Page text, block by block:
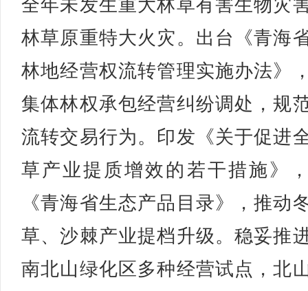
全年未发生重大林草有害生物灾
林草原重特大火灾。出台《青海
林地经营权流转管理实施办法》
集体林权承包经营纠纷调处，规
流转交易行为。印发《关于促进
草产业提质增效的若干措施》
《青海省生态产品目录》，推动
草、沙棘产业提档升级。稳妥推
南北山绿化区多种经营试点，北